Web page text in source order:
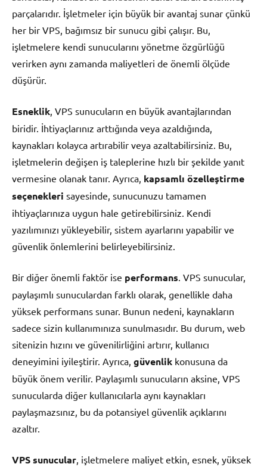
parçalarıdır. İşletmeler için büyük bir avantaj sunar çünkü
her bir VPS, bağımsız bir sunucu gibi çalışır. Bu,
işletmelere kendi sunucularını yönetme özgürlüğü
verirken aynı zamanda maliyetleri de önemli ölçüde
düşürür.
Esneklik, VPS sunucuların en büyük avantajlarından
biridir. İhtiyaçlarınız arttığında veya azaldığında,
kaynakları kolayca artırabilir veya azaltabilirsiniz. Bu,
işletmelerin değişen iş taleplerine hızlı bir şekilde yanıt
vermesine olanak tanır. Ayrıca, kapsamlı özelleştirme
seçenekleri sayesinde, sunucunuzu tamamen
ihtiyaçlarınıza uygun hale getirebilirsiniz. Kendi
yazılımınızı yükleyebilir, sistem ayarlarını yapabilir ve
güvenlik önlemlerini belirleyebilirsiniz.
Bir diğer önemli faktör ise performans. VPS sunucular,
paylaşımlı sunuculardan farklı olarak, genellikle daha
yüksek performans sunar. Bunun nedeni, kaynakların
sadece sizin kullanımınıza sunulmasıdır. Bu durum, web
sitenizin hızını ve güvenilirliğini artırır, kullanıcı
deneyimini iyileştirir. Ayrıca, güvenlik konusuna da
büyük önem verilir. Paylaşımlı sunucuların aksine, VPS
sunucularda diğer kullanıcılarla aynı kaynakları
paylaşmazsınız, bu da potansiyel güvenlik açıklarını
azaltır.
VPS sunucular, işletmelere maliyet etkin, esnek, yüksek